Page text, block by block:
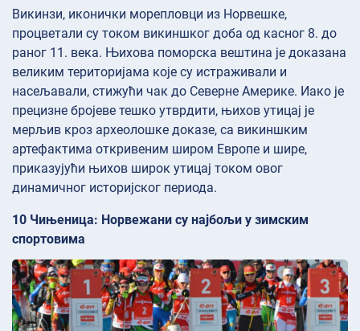
Викинзи, иконички морепловци из Норвешке,
процветали су током викиншког доба од касног 8. до
раног 11. века. Њихова поморска вештина је доказана
великим територијама које су истраживали и
насељавали, стижући чак до Северне Америке. Иако је
прецизне бројеве тешко утврдити, њихов утицај је
мерљив кроз археолошке доказе, са викиншким
артефактима откривеним широм Европе и шире,
приказујући њихов широк утицај током овог
динамичног историјског периода.
10 Чињеница: Норвежани су најбољи у зимским
спортовима